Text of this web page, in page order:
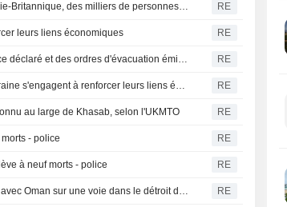
Canada-Incendie de forêt en Colombie-Britannique, des milliers de personnes évacuées RE
leurs liens économiques RE
Colombie-Britannique : l'état d'urgence déclaré et des ordres d'évacuation émis face à la progression des incendies RE
Les dirigeants de la Serbie et de l'Ukraine s'engagent à renforcer leurs liens économiques RE
au large de Khasab, selon l'UKMTO RE
- police RE
à neuf morts - police RE
L'Iran se dit "très proche" d'un accord avec Oman sur une voie dans le détroit d'Ormuz RE